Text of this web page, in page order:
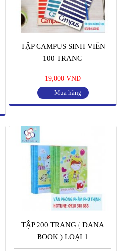
TẬP CAMPUS SINH VIÊN
100 TRANG
19,000 VND
Mua hàng
TẬP 200 TRANG ( DANA
BOOK ) LOẠI 1